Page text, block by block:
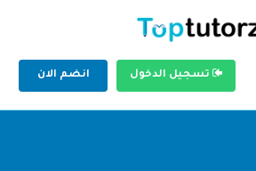
تسجيل الدخول انضم الان